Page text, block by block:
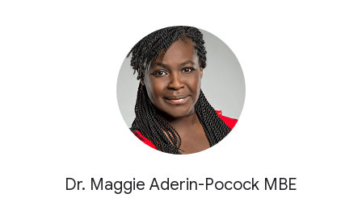
Dr. Maggie Aderin-Pocock MBE